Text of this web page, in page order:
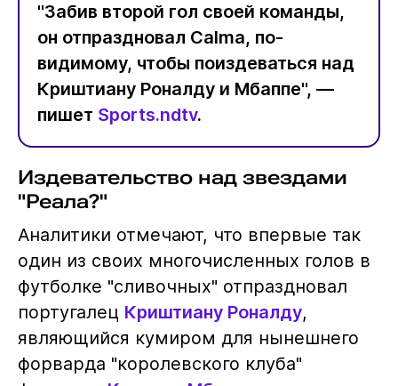
"Забив второй гол своей команды,
он отпраздновал Calma, по-
видимому, чтобы поиздеваться над
Криштиану Роналду и Мбаппе", —
пишет Sports.ndtv.
Издевательство над звездами
"Реала?"
Аналитики отмечают, что впервые так
один из своих многочисленных голов в
футболке "сливочных" отпраздновал
португалец Криштиану Роналду,
являющийся кумиром для нынешнего
форварда "королевского клуба"